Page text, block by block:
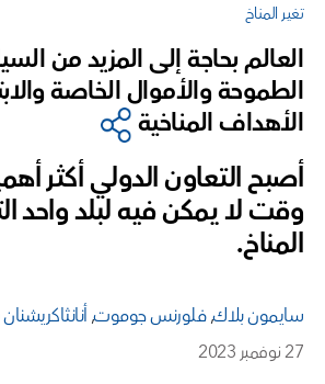
تغير المناخ
العالم بحاجة إلى المزيد من
الطموحة والأموال الخاصة
الأهداف المناخية
أصبح التعاون الدولي أكثر
وقت لا يمكن فيه لبلد واحد
المناخ.
سايمون بلاك,فلورنس جوموت,
27 نوفمبر 2023